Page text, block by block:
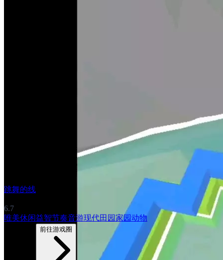
跳舞的线
6.7
唯美休闲益智节奏音游现代田园家园动物
前往游戏圈